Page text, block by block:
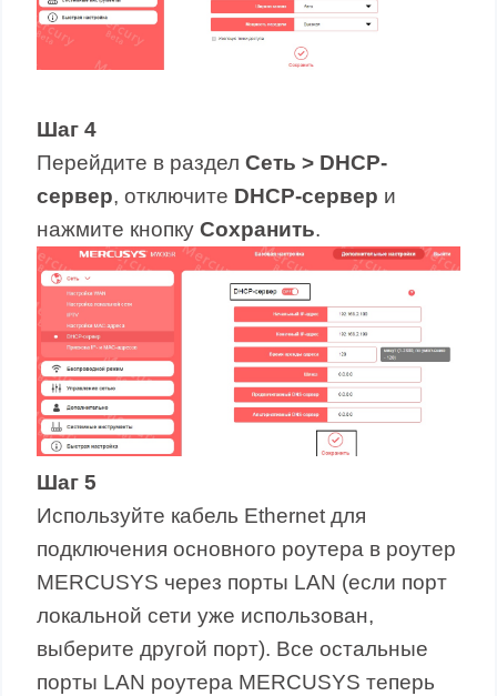
Шаг 4
Перейдите в разделСеть > DHCP-
сервер, отключите DHCP-сервер и
нажмите кнопкуСохранить.
Шаг 5
Используйте кабель Ethernet для
подключения основного роутера в роутер
MERCUSYS через порты LAN (если порт
локальной сети уже использован,
выберите другой порт). Все остальные
порты LAN роутера MERCUSYS теперь